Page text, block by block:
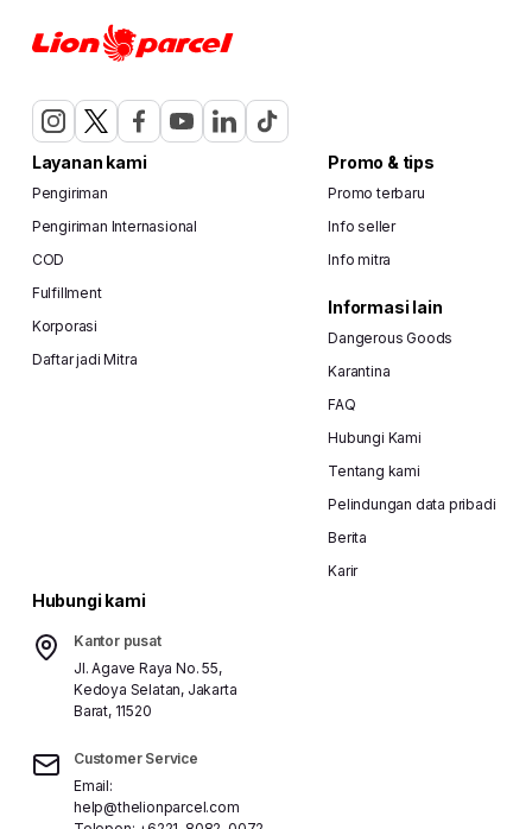
Layanan kami
Pengiriman
Pengiriman Internasional
COD
Fulfillment
Korporasi
Daftar jadi Mitra
Promo & tips
Promo terbaru
Info seller
Info mitra
Informasi lain
Dangerous Goods
Karantina
FAQ
Hubungi Kami
Tentang kami
Pelindungan data pribadi
Berita
Karir
Hubungi kami
Kantor pusat
Jl. Agave Raya No. 55,
Kedoya Selatan, Jakarta
Barat, 11520
Customer Service
Email:
help@thelionparcel.com